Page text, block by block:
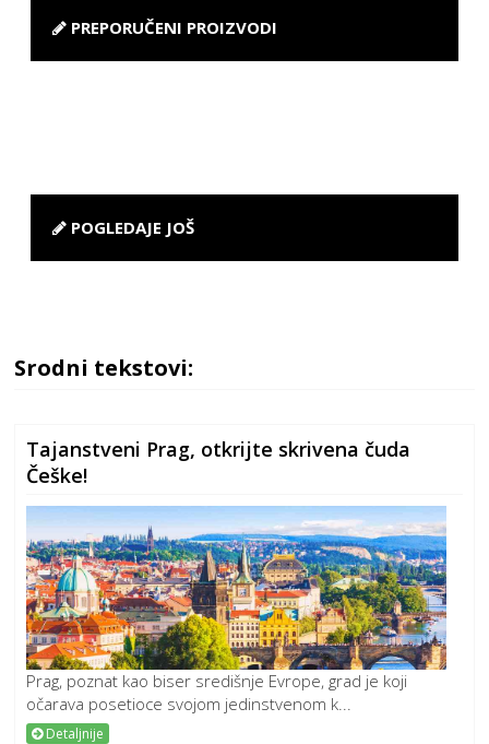
PREPORUČENI PROIZVODI
POGLEDAJE JOŠ
Srodni tekstovi:
Tajanstveni Prag, otkrijte skrivena čuda
Češke!
Prag, poznat kao biser središnje Evrope, grad je koji
očarava posetioce svojom jedinstvenom k...
Detaljnije